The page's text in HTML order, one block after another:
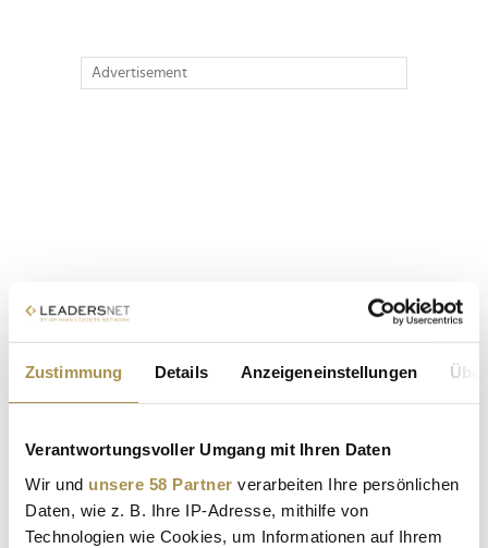
Zustimmung Details Anzeigeneinstellungen
Verantwortungsvoller Umgang mit Ihren Daten
Wir und unsere 58 Partner verarbeiten Ihre persönlichen
Daten, wie z. B. Ihre IP-Adresse, mithilfe von
Technologien wie Cookies, um Informationen auf Ihrem
Advertisement